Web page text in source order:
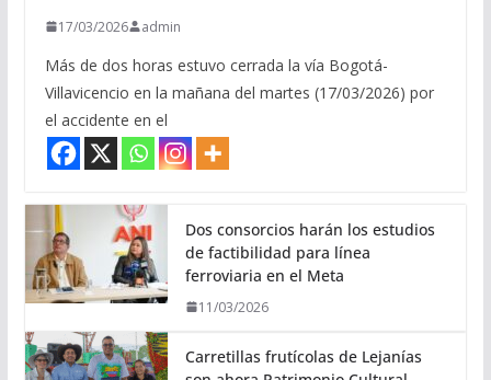
17/03/2026 admin
Más de dos horas estuvo cerrada la vía Bogotá-
Villavicencio en la mañana del martes (17/03/2026) por
el accidente en el
Dos consorcios harán los estudios
de factibilidad para línea
ferroviaria en el Meta
11/03/2026
Carretillas frutícolas de Lejanías